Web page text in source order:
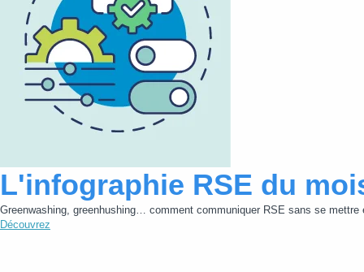
L'infographie RSE du
Greenwashing, greenhushing… comment communiquer RSE sans se mettre
Découvrez